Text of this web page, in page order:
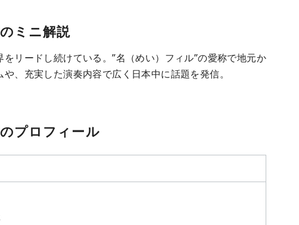
ミニ解説
リードし続けている。”名（めい）フィル”の愛称で地元か
、充実した演奏内容で広く日本中に話題を発信。
プロフィール